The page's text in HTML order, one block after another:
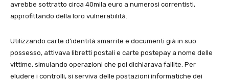
avrebbe sottratto circa 40mila euro a numerosi correntisti,
approfittando della loro vulnerabilità.
Utilizzando carte d’identità smarrite e documenti già in suo
possesso, attivava libretti postali e carte postepay a nome delle
vittime, simulando operazioni che poi dichiarava fallite. Per
eludere i controlli, si serviva delle postazioni informatiche dei